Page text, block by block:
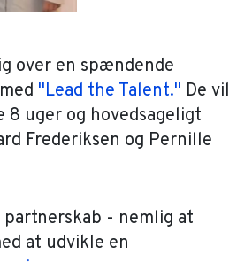
over en spændende
"Lead the Talent." De vil
8 uger og hovedsageligt
Frederiksen og Pernille
- nemlig at
at udvikle en